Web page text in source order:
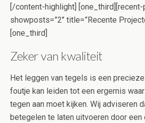
[/content-highlight]
showposts=”2″ title=”Recente
[one_third]
Zeker van kwaliteit
Het leggen van tegels is een
foutje kan leiden tot een ergernis
tegen aan moet kijken. Wij adviseren
betegelen te laten uitvoeren door een